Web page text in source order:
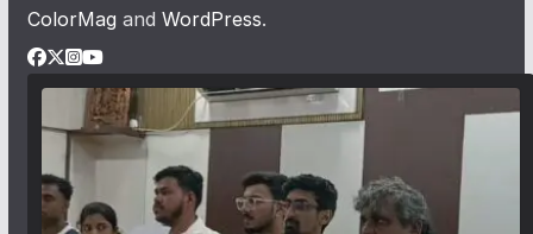
ColorMag and WordPress.